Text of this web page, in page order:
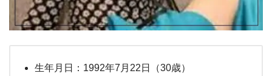
生年月日：1992年7月22日（30歳）